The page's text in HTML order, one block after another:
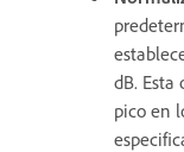
dB.
pico en